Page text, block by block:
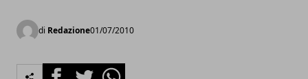
di Redazione01/07/2010
FacebookTwitterWhatsapp